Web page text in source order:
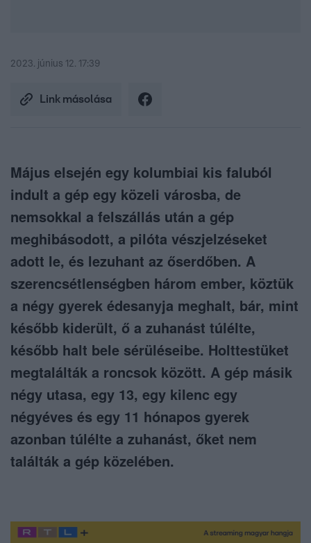
2023. június 12. 17:39
Link másolása
Május elsején egy kolumbiai kis faluból
indult a gép egy közeli városba, de
nemsokkal a felszállás után a gép
meghibásodott, a pilóta vészjelzéseket
adott le, és lezuhant az őserdőben. A
szerencsétlenségben három ember, köztük
a négy gyerek édesanyja meghalt, bár, mint
később kiderült, ő a zuhanást túlélte,
később halt bele sérüléseibe. Holttestüket
megtalálták a roncsok között. A gép másik
négy utasa, egy 13, egy kilenc egy
négyéves és egy 11 hónapos gyerek
azonban túlélte a zuhanást, őket nem
találták a gép közelében.